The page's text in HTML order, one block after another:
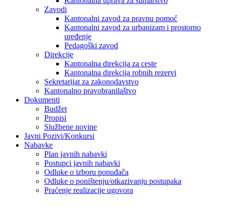
Zavodi
Kantonalni zavod za pravnu pomoć
Kantonalni zavod za urbanizam i prostorno
uređenje
Pedagoški zavod
Direkcije
Kantonalna direkcija za ceste
Kantonalna direkcija robnih rezervi
Sekretarijat za zakonodavstvo
Kantonalno pravobranilaštvo
Dokumenti
Budžet
Propisi
Službene novine
Javni Pozivi/Konkursi
Nabavke
Plan javnih nabavki
Postupci javnih nabavki
Odluke o izboru ponuđača
Odluke o poništenju/otkazivanju postupaka
Praćenje realizacije ugovora